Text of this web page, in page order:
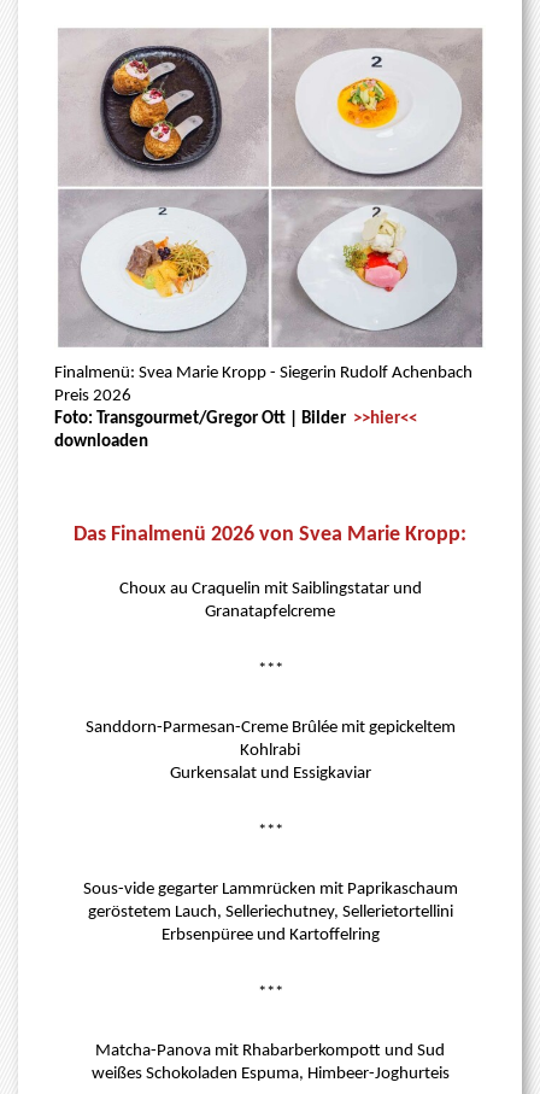
Finalmenü: Svea Marie Kropp - Siegerin Rudolf Achenbach
Preis 2026
Foto: Transgourmet/Gregor Ott
Bilder >>hier<<
downloaden
Das Finalmenü 2026 von Svea Marie Kropp:
Choux au Craquelin mit Saiblingstatar und
Granatapfelcreme
***
Sanddorn-Parmesan-Creme Brûlée mit gepickeltem
Kohlrabi
Gurkensalat und Essigkaviar
***
Sous-vide gegarter Lammrücken mit Paprikaschaum
geröstetem Lauch, Selleriechutney, Sellerietortellini
Erbsenpüree und Kartoffelring
***
Matcha-Panova mit Rhabarberkompott und Sud
weißes Schokoladen Espuma, Himbeer-Joghurteis